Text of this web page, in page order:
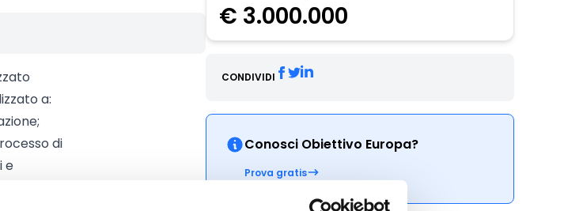
a:
di
e
€ 3.000.000
CONDIVIDI
Conosci Obiettivo Europa?
Prova gratis